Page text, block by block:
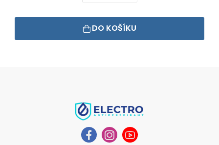
DO KOŠÍKU